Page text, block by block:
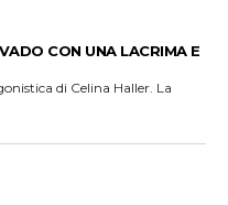
CON UNA LACRIMA E
di Celina Haller. La